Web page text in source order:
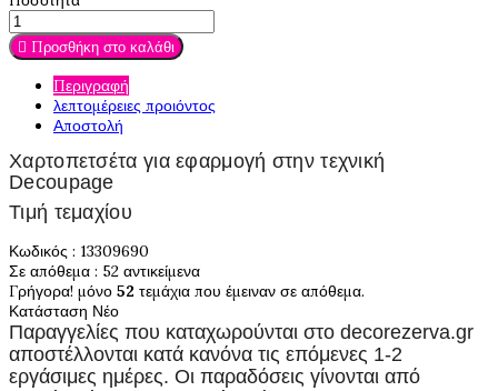
 Προσθήκη στο καλάθι
Περιγραφή
λεπτομέρειες προιόντος
Αποστολή
Χαρτοπετσέτα για εφαρμογή στην τεχνική
Decoupage
Τιμή τεμαχίου
Κωδικός : 13309690
Σε απόθεμα : 52 αντικείμενα
Γρήγορα! μόνο 52 τεμάχια που έμειναν σε απόθεμα.
Κατάσταση Νέο
Παραγγελίες που καταχωρούνται στο decorezerva.gr
αποστέλλονται κατά κανόνα τις επόμενες 1-2
εργάσιμες ημέρες. Οι παραδόσεις γίνονται από